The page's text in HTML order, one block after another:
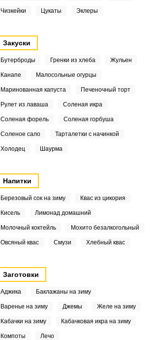
Чизкейки Цукаты Эклеры
Закуски
Бутерброды Гренки из хлеба Жульен
Канапе Малосольные огурцы
Маринованная капуста Печеночный торт
Рулет из лаваша Соленая икра
Соленая форель Соленая горбуша
Соленое сало Тарталетки с начинкой
Холодец Шаурма
Напитки
Березовый сок на зиму Квас из цикория
Кисель Лимонад домашний
Молочный коктейль Мохито безалкогольный
Овсяный квас Смузи Хлебный квас
Заготовки
Аджика Баклажаны на зиму
Варенье на зиму Джемы Желе на зиму
Кабачки на зиму Кабачковая икра на зиму
Компоты Лечо